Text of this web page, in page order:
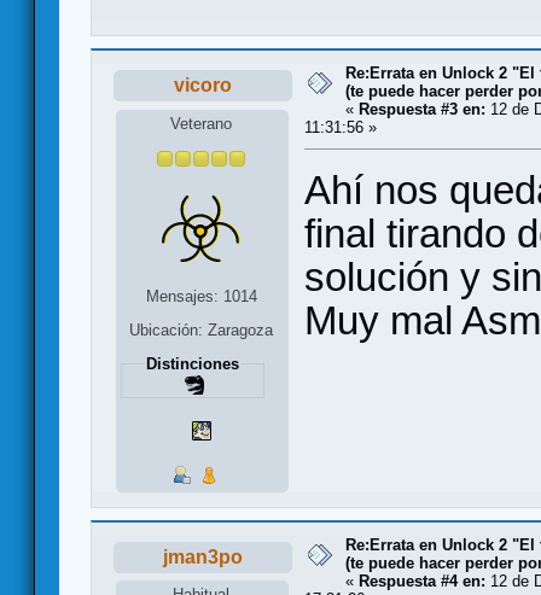
vicoro
Veterano
Mensajes: 1014
Ubicación: Zaragoza
Distinciones
Re:Errata en Unlock 2
(te puede hacer perder
« Respuesta #3 en: 12 de
11:31:56 »
Ahí nos
final tirando
solución y
Muy mal
jman3po
Re:Errata en Unlock 2
(te puede hacer perder
« Respuesta #4 en: 12 de